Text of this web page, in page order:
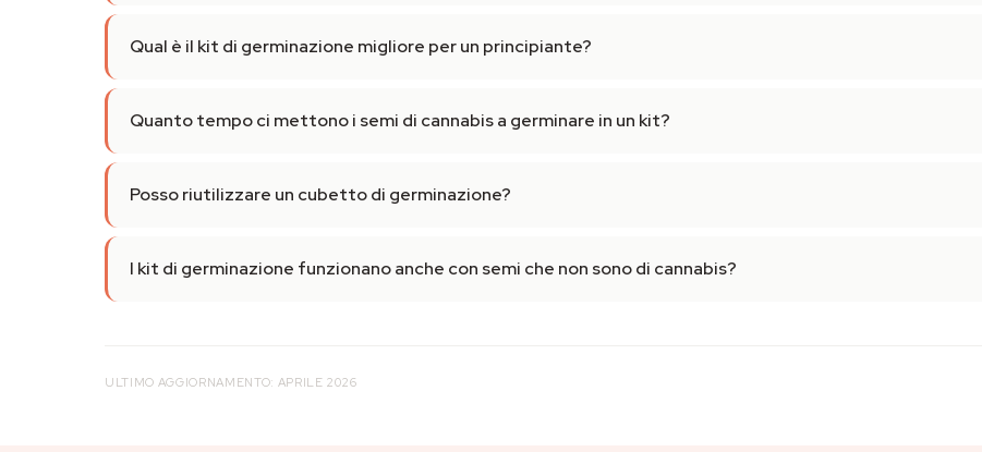
Qual è il kit di germinazione migliore per un principiante?
Quanto tempo ci mettono i semi di cannabis a germinare in un kit?
Posso riutilizzare un cubetto di germinazione?
I kit di germinazione funzionano anche con semi che non sono di cannabis?
ULTIMO AGGIORNAMENTO: APRILE 2026